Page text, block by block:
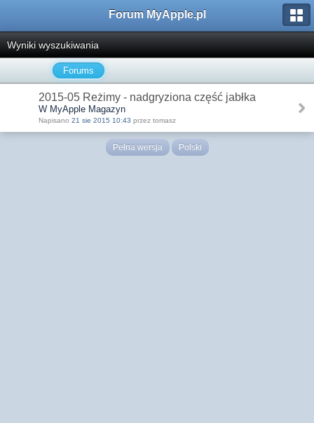
Forum MyApple.pl
Wyniki wyszukiwania
Forums
2015-05 Reżimy - nadgryziona część jabłka
W MyApple Magazyn
Napisano 21 sie 2015 10:43 przez tomasz
Pełna wersja Polski